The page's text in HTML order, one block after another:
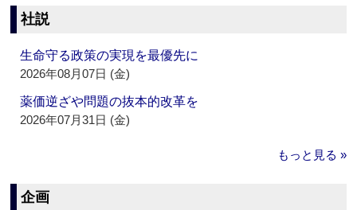
社説
生命守る政策の実現を最優先に
2026年08月07日 (金)
薬価逆ざや問題の抜本的改革を
2026年07月31日 (金)
もっと見る »
企画